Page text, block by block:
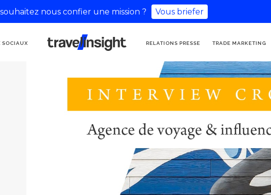
SOCIAUX
AGENCE DE
COMMUNICATION
RELATIONS PRESSE TRADE MARKETING
nous confier une mission ? Vous briefer